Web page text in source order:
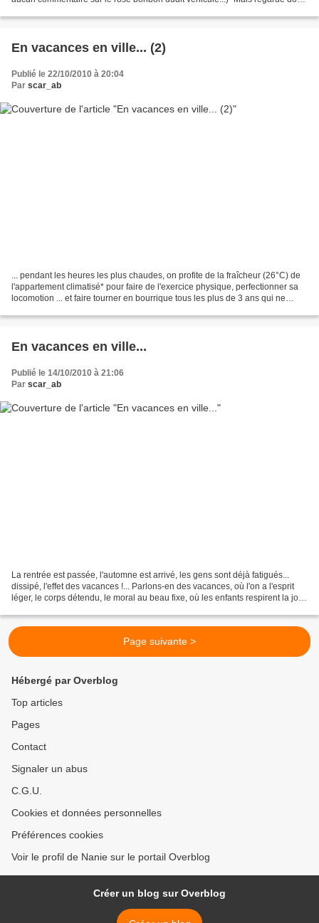
En vacances en ville... (2)
Publié le 22/10/2010 à 20:04
Par scar_ab
... pendant les heures les plus chaudes, on profite de la fraîcheur (26°C) de
l'appartement climatisé* pour faire de l'exercice physique, perfectionner sa
locomotion ... et faire tourner en bourrique tous les plus de 3 ans qui ne
En vacances en ville...
Publié le 14/10/2010 à 21:06
Par scar_ab
La rentrée est passée, l'automne est arrivé, les gens sont déjà fatigués...
dissipé, l'effet des vacances !... Parlons-en des vacances, où l'on a l'esprit
léger, le corps détendu, le moral au beau fixe, où les enfants respirent la joie
Page suivante >
Hébergé par Overblog
Top articles
Pages
Contact
Signaler un abus
C.G.U.
Cookies et données personnelles
Préférences cookies
Voir le profil de Nanie sur le portail Overblog
Créer un blog sur Overblog